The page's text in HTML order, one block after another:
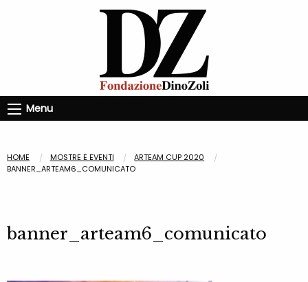
Menu
HOME MOSTRE E EVENTI
ARTEAM CUP 2020
BANNER_ARTEAM6_COMUNICATO
banner_arteam6_comunicato